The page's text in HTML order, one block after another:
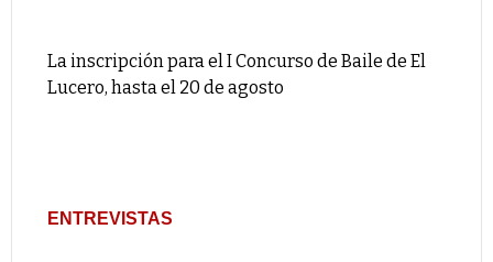
La inscripción para el I Concurso de Baile de El
Lucero, hasta el 20 de agosto
ENTREVISTAS